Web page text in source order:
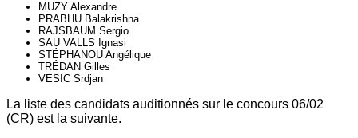
MUZY Alexandre
PRABHU Balakrishna
RAJSBAUM Sergio
SAU VALLS Ignasi
STÉPHANOU Angélique
TRÉDAN Gilles
VESIC Srdjan
La liste des candidats auditionnés sur le concours 06/02
(CR) est la suivante.